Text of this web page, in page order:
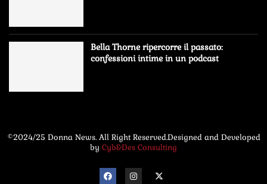
Bella Thorne ripercorre il passato:
confessioni intime in un podcast
©2024/25 Donna News. All Right Reserved.Designed and Developed
by Cyb&Des Consulting